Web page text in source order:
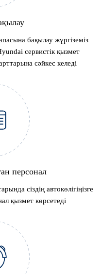
бақылау жүргіземіз
сервистік қызмет
сәйкес келеді
персонал
сіздің автокөлігіңізге
қызмет көрсетеді